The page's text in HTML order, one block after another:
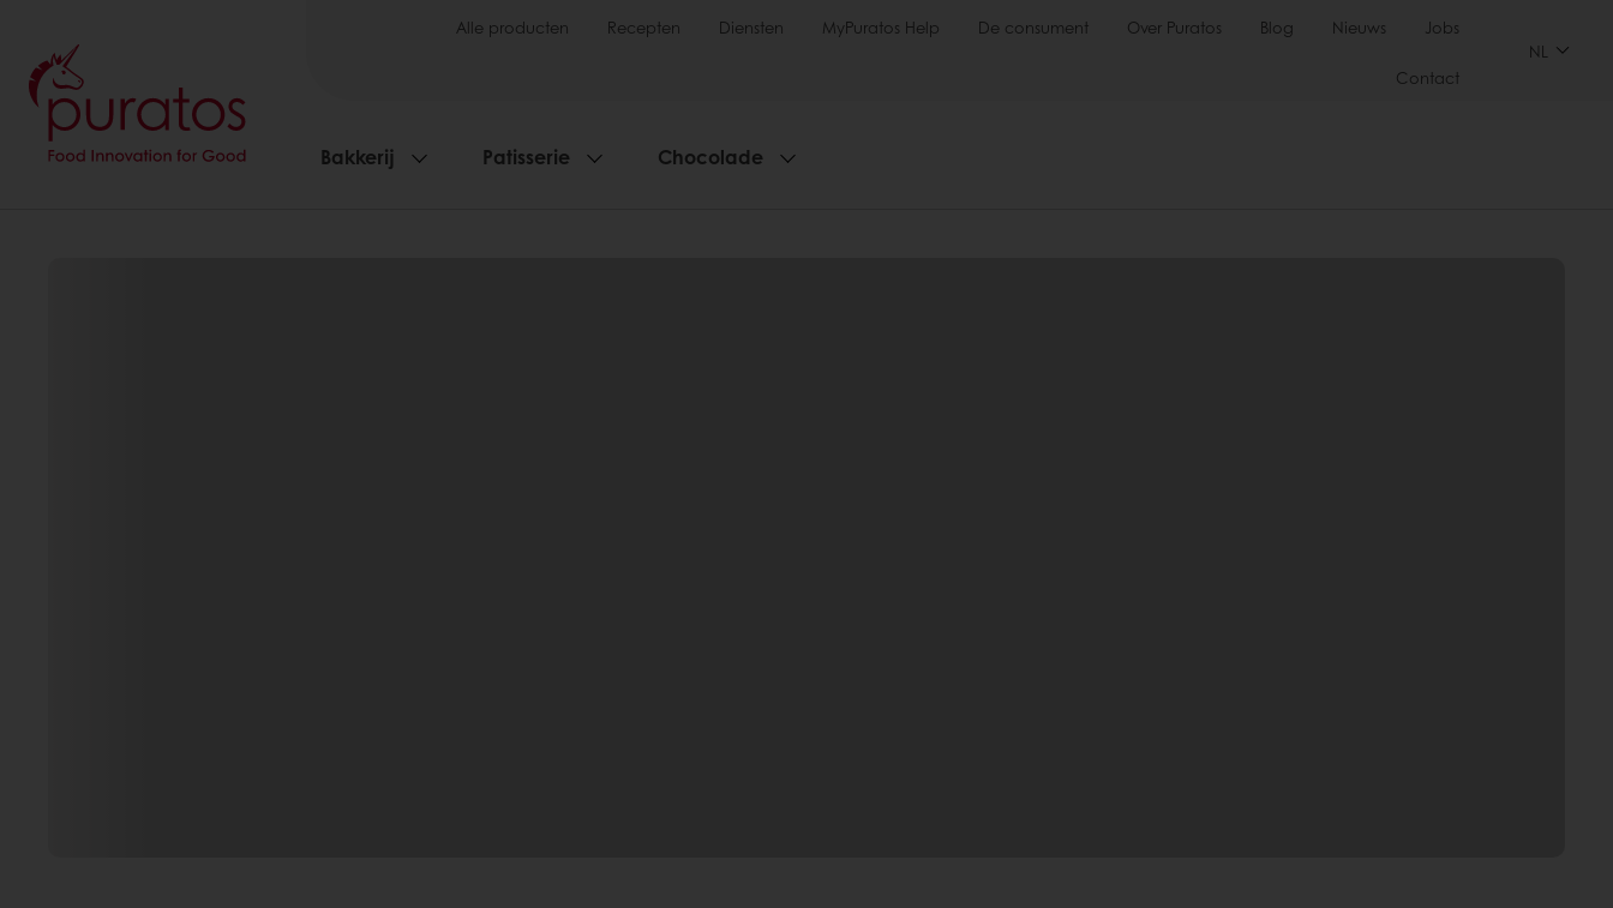
Alle producten Recepten Diensten MyPuratos Help De consument Over Puratos Blog Nieuws Jobs
Contact
NL
Bakkerij Patisserie Chocolade